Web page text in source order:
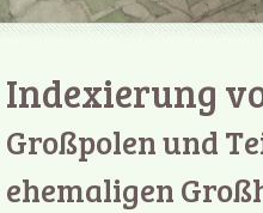
Indexierung
Großpolen und
ehemaligen